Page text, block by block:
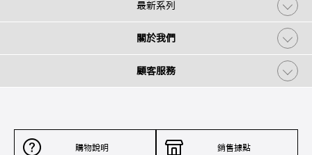
最新系列
關於我們
顧客服務
購物說明 銷售據點